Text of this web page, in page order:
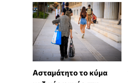
Ασταμάτητο το κύμα